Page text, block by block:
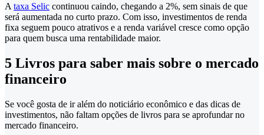
A taxa Selic continuou caindo, chegando a 2%, sem sinais de que
será aumentada no curto prazo. Com isso, investimentos de renda
fixa seguem pouco atrativos e a renda variável cresce como opção
para quem busca uma rentabilidade maior.
5 Livros para saber mais sobre o mercado
financeiro
Se você gosta de ir além do noticiário econômico e das dicas de
investimentos, não faltam opções de livros para se aprofundar no
mercado financeiro.